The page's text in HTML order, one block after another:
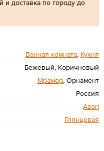
и доставка по городу до
Ванная комната, Кухня
Бежевый, Коричневый
Мрамор, Орнамент
Россия
Azori
Глянцевая